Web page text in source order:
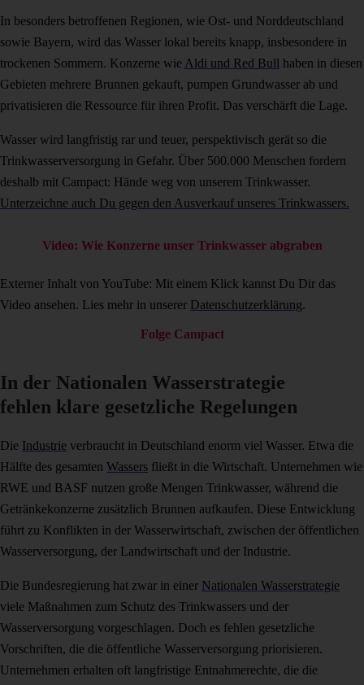
In besonders betroffenen Regionen, wie Ost- und Norddeutschland
sowie Bayern, wird das Wasser lokal bereits knapp, insbesondere in
trockenen Sommern. Konzerne wie Aldi und Red Bull haben in diesen
Gebieten mehrere Brunnen gekauft, pumpen Grundwasser ab und
privatisieren die Ressource für ihren Profit. Das verschärft die Lage.
Wasser wird langfristig rar und teuer, perspektivisch gerät so die
Trinkwasserversorgung in Gefahr. Über 500.000 Menschen fordern
deshalb mit Campact: Hände weg von unserem Trinkwasser.
Unterzeichne auch Du gegen den Ausverkauf unseres Trinkwassers.
Video: Wie Konzerne unser Trinkwasser abgraben
Externer Inhalt von YouTube: Mit einem Klick kannst Du Dir das
Video ansehen. Lies mehr in unserer Datenschutzerklärung.
Folge Campact
In der Nationalen Wasserstrategie
fehlen klare gesetzliche Regelungen
Die Industrie verbraucht in Deutschland enorm viel Wasser. Etwa die
Hälfte des gesamten Wassers fließt in die Wirtschaft. Unternehmen wie
RWE und BASF nutzen große Mengen Trinkwasser, während die
Getränkekonzerne zusätzlich Brunnen aufkaufen. Diese Entwicklung
führt zu Konflikten in der Wasserwirtschaft, zwischen der öffentlichen
Wasserversorgung, der Landwirtschaft und der Industrie.
Die Bundesregierung hat zwar in einer Nationalen Wasserstrategie
viele Maßnahmen zum Schutz des Trinkwassers und der
Wasserversorgung vorgeschlagen. Doch es fehlen gesetzliche
Vorschriften, die die öffentliche Wasserversorgung priorisieren.
Unternehmen erhalten oft langfristige Entnahmerechte, die die